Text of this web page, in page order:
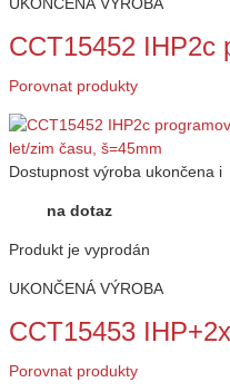
UKONČENÁ VÝROBA
CCT15452 IHP2c
Porovnat produkty
Dostupnost výroba ukončena i
na dotaz
Produkt je vyprodán
UKONČENÁ VÝROBA
CCT15453
Porovnat produkty